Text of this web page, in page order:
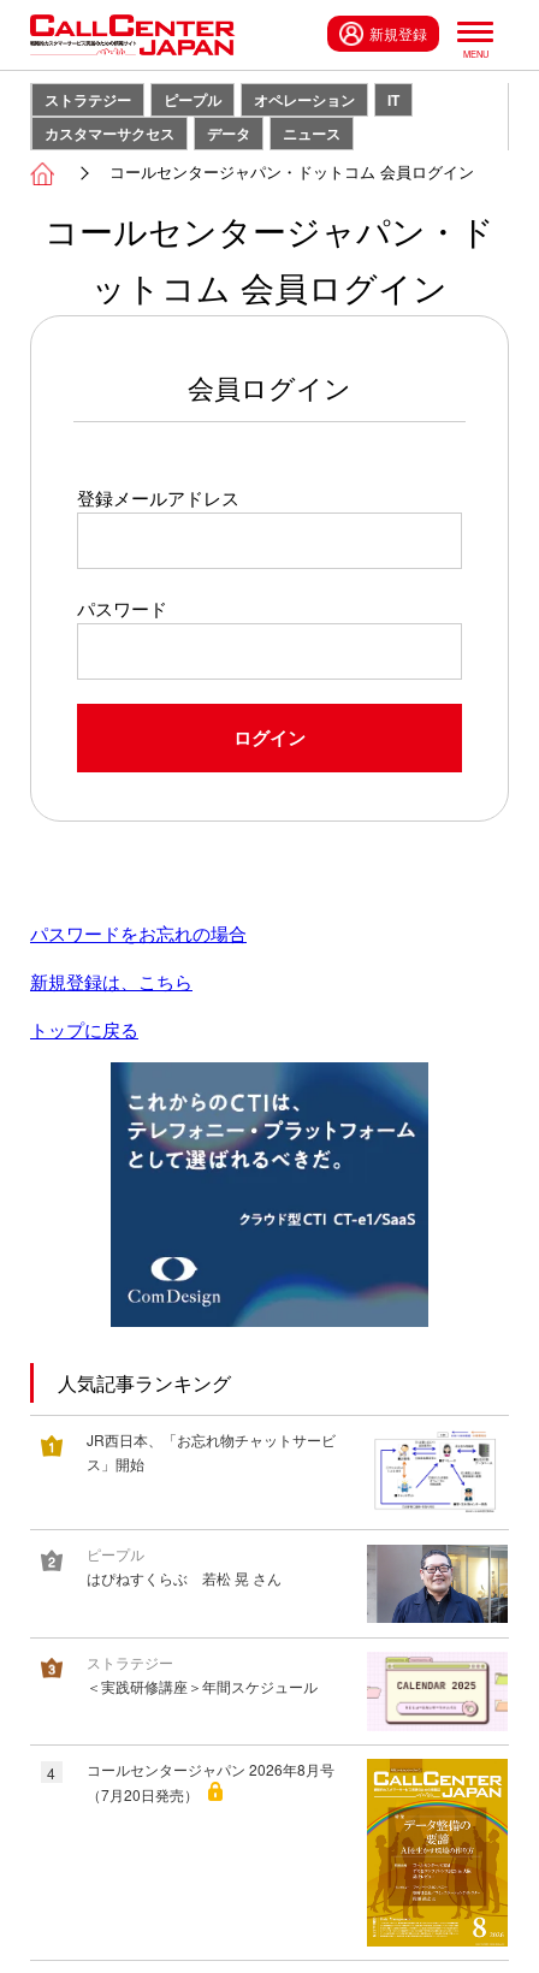
新規登録
ストラテジー ピープル オペレーション
IT
カスタマーサクセス
データ ニュース
コールセンタージャパン・ドットコム 会員ログイン
コールセンタージャパン・ド
ットコム 会員ログイン
会員ログイン
登録メールアドレス
パスワード
ログイン
パスワードをお忘れの場合
新規登録は、こちら
トップに戻る
人気記事ランキング
JR西日本、「お忘れ物チャットサービ
ス」開始
ピープル
はぴねすくらぶ 若松 晃 さん
ストラテジー
＜実践研修講座＞年間スケジュール
4
コールセンタージャパン 2026年8月号
（7月20日発売）